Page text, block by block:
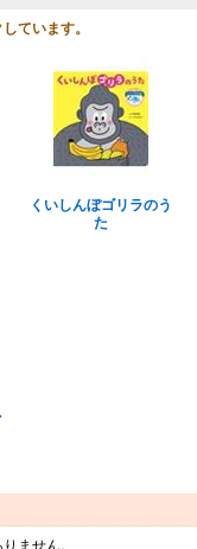
ています。
くいしんぼゴリラのう
た